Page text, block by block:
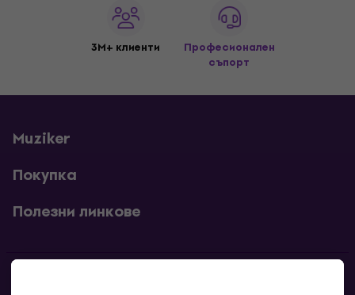
3M+ клиенти
Професионален
съпорт
Muziker
Покупка
Полезни линкове